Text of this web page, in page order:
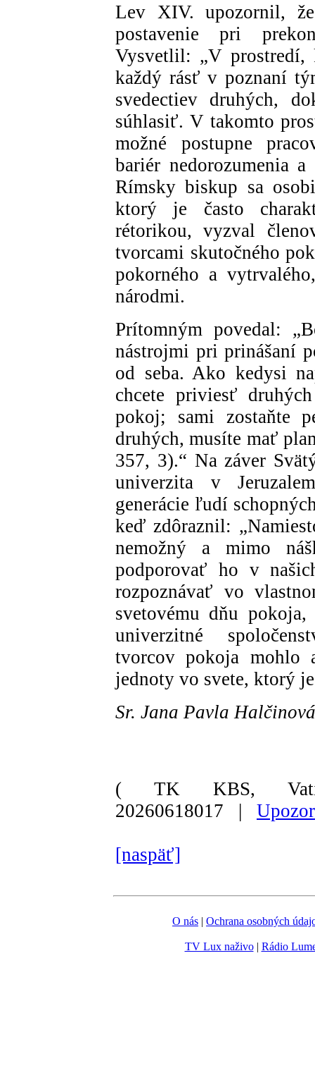
Lev XIV. upozornil,
postavenie pri
Vysvetlil: „V
každý rásť v poznaní
svedectiev druhých,
súhlasiť. V takomto
možné postupne
bariér nedorozumenia
Rímsky biskup sa
ktorý je často
rétorikou, vyzval
tvorcami skutočného
pokorného a
národmi.
Prítomným povedal:
nástrojmi pri prinášaní
od seba. Ako kedysi
chcete priviesť
pokoj; sami zostaňte
druhých, musíte mať
357, 3).“ Na záver
univerzita v
generácie ľudí
keď zdôraznil:
nemožný a mimo
podporovať ho v
rozpoznávať vo
svetovému dňu
univerzitné
tvorcov pokoja mohlo
jednoty vo svete, ktorý
Sr. Jana Pavla
( TK KBS,
20260618017 |
[naspäť]
O nás | Ochrana osobných
TV Lux naživo| Rádio